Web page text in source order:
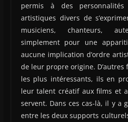
permis à des
artistiques divers de
musiciens, chanteurs,
simplement pour une
aucune implication d’ordre
de leur propre origine. D’autres
les plus intéressants, ils en
leur talent créatif aux films et
servent. Dans ces cas-là, il y a
entre les deux supports